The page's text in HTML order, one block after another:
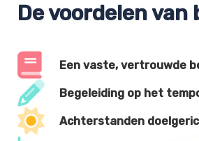
De voordelen van
Een vaste, vertrouwde
Begeleiding op het
Achterstanden